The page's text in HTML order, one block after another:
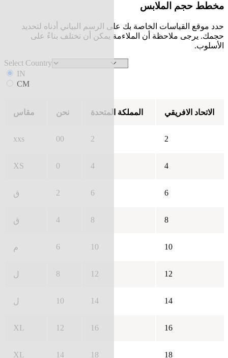
مخطط حجم الملابس
حدد موقع القياسات الخاصة بك على الرسم البياني أدناه لتحديد
حجمك. يرجى ملاحظة أن الملاءمة يمكن أن تختلف بناءً على
الأسلوب.
Select Country
IN
CM
مقاس نحن المملكة المتحدة الاتحاد الافريقي
xxs 00 2 2
XS 0 4 4
ق 2 6 6
ق 4 8 8
م 6 10 10
ل 8 12 12
ل 10 14 14
XL 12 16 16
XL 14 18 18